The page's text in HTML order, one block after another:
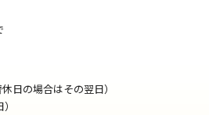
日の場合はその翌日）